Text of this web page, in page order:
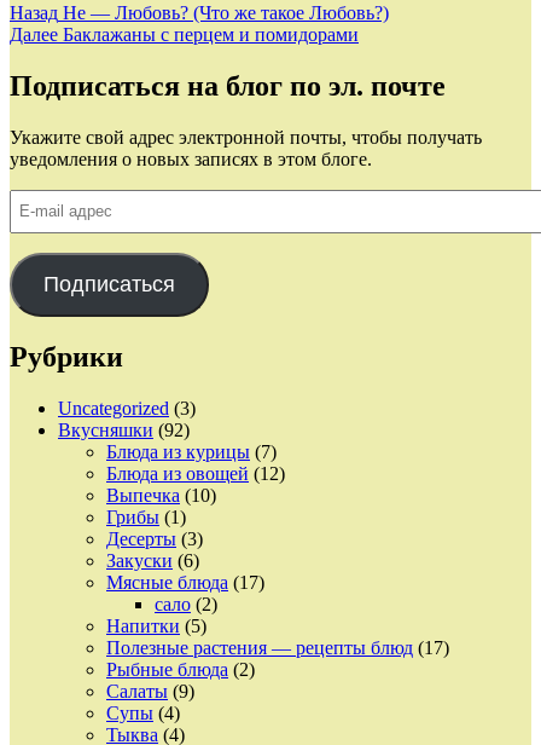
Навигация
по
записям
Назад Предыдущая
запись:
Не — Любовь? (Что же такое Любовь?)
Далее Следующая
Баклажаны с перцем и помидорами
Подписаться на блог по эл. почте
Укажите свой адрес электронной почты, чтобы получать
уведомления о новых записях в этом блоге.
mail
Подписаться
Рубрики
Uncategorized (3)
Вкусняшки (92)
Блюда из курицы (7)
Блюда из овощей (12)
Выпечка (10)
Грибы (1)
Десерты (3)
Закуски (6)
Мясные блюда (17)
сало (2)
Напитки (5)
Полезные растения — рецепты блюд (17)
Рыбные блюда (2)
Салаты (9)
Супы (4)
Тыква (4)